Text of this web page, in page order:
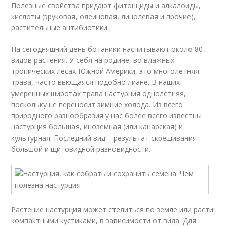
Полезные свойства придают фитонциды и алкалоиды,
кислоты (эруковая, олеиновая, линолевая и прочие),
растительные антибиотики.
На сегодняшний день ботаники насчитывают около 80
видов растения. У себя на родине, во влажных
тропических лесах Южной Америки, это многолетняя
трава, часто вьющаяся подобно лиане. В наших
умеренных широтах трава настурция однолетняя,
поскольку не переносит зимние холода. Из всего
природного разнообразия у нас более всего известны
настурция большая, иноземная (или канарская) и
культурная. Последний вид – результат скрещивания
большой и щитовидной разновидности.
Растение настурция может стелиться по земле или расти
компактными кустиками, в зависимости от вида. Для